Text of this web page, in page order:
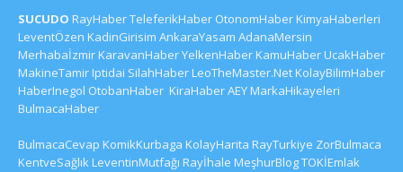
SUCUDO RayHaberTeleferikHaber OtonomHaberKimyaHaberleri
LeventÖzen KadinGirisim AnkaraYasam AdanaMersin
MerhabaİzmirKaravanHaberYelkenHaberKamuHaberUcakHaber
MakineTamirIptidai SilahHaberLeoTheMaster.NetKolayBilimHaber
HaberInegol OtobanHaber KiraHaberAEYMarkaHikayeleri
BulmacaHaber
BulmacaCevap KomikKurbaga KolayHarita RayTurkiye ZorBulmaca
KentveSağlıkLeventinMutfağı Rayİhale MeşhurBlogTOKİEmlak